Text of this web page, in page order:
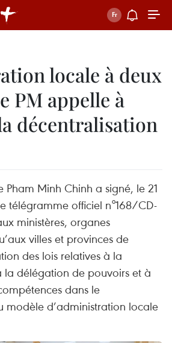
locale à deux
PM appelle à
décentralisation
Pham Minh Chinh a signé, le 21
télégramme officiel n°168/CD-
ministères, organes
villes et provinces de
des lois relatives à la
la délégation de pouvoirs et à
dans le
modèle d’administration locale